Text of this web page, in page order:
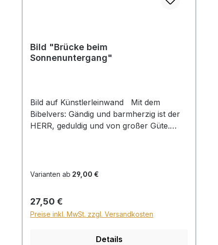
Bild "Brücke beim
Sonnenuntergang"
Bild auf Künstlerleinwand Mit dem
Bibelvers: Gändig und barmherzig ist der
HERR, geduldig und von großer Güte.
Deutschlands ein Zuschlag für Sperrgut in
Versand ins Ausland beträgt der
Sperrgutzuschlag 30€.
Varianten ab 29,00 €
Regulärer Preis:
27,50 €
Preise inkl. MwSt. zzgl. Versandkosten
Details